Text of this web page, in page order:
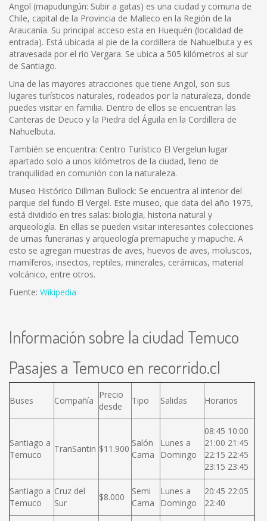
Angol (mapudungún: Subir a gatas) es una ciudad y comuna de
Chile, capital de la Provincia de Malleco en la Región de la
Araucanía. Su principal acceso esta en Huequén (localidad de
entrada). Está ubicada al pie de la cordillera de Nahuelbuta y es
atravesada por el río Vergara. Se ubica a 505 kilómetros al sur
de Santiago.
Una de las mayores atracciones que tiene Angol, son sus
lugares turísticos naturales, rodeados por la naturaleza, donde
puedes visitar en familia. Dentro de ellos se encuentran las
Canteras de Deuco y la Piedra del Águila en la Cordillera de
Nahuelbuta.
También se encuentra: Centro Turístico El Vergelun lugar
apartado solo a unos kilómetros de la ciudad, lleno de
tranquilidad en comunión con la naturaleza.
Museo Histórico Dillman Bullock: Se encuentra al interior del
parque del fundo El Vergel. Este museo, que data del año 1975,
está dividido en tres salas: biología, historia natural y
arqueología. En ellas se pueden visitar interesantes colecciones
de urnas funerarias y arqueología premapuche y mapuche. A
esto se agregan muestras de aves, huevos de aves, moluscos,
mamíferos, insectos, reptiles, minerales, cerámicas, material
volcánico, entre otros.
Fuente: Wikipedia
Información sobre la ciudad Temuco
Pasajes a Temuco en recorrido.cl
Buses Compañía
Precio
desde
Tipo Salidas Horarios
Santiago a
Temuco
TranSantin $11.900
Salón
Cama
Lunes a
Domingo
08:45 10:00
21:00 21:45
22:15 22:45
23:15 23:45
Santiago a
Temuco
Cruz del
Sur
$8.000
Semi
Cama
Lunes a
Domingo
20:45 22:05
22:40